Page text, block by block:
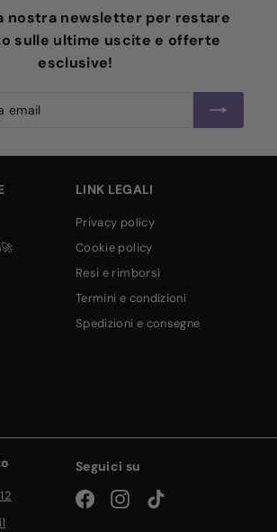
nostra newsletter per restare
sulle ultime uscite e offerte
esclusive!
LINK LEGALI
privacy policy
cookie policy
resi e rimborsi
termini e condizioni
spedizioni e consegne
Seguici su
FacebookInstagramTikTok